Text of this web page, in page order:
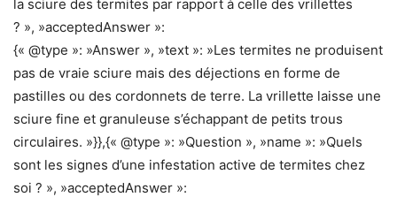
la sciure des termites par rapport à celle des vrillettes
? », »acceptedAnswer »:
{« @type »: »Answer », »text »: »Les termites ne produisent
pas de vraie sciure mais des déjections en forme de
pastilles ou des cordonnets de terre. La vrillette laisse une
sciure fine et granuleuse s’échappant de petits trous
circulaires. »}},{« @type »: »Question », »name »: »Quels
sont les signes d’une infestation active de termites chez
soi ? », »acceptedAnswer »: